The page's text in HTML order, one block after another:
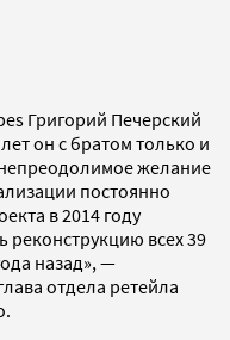
Григорий Печерский
он с братом только и
желание
постоянно
в 2014 году
всех 39
назад», —
отдела ретейла